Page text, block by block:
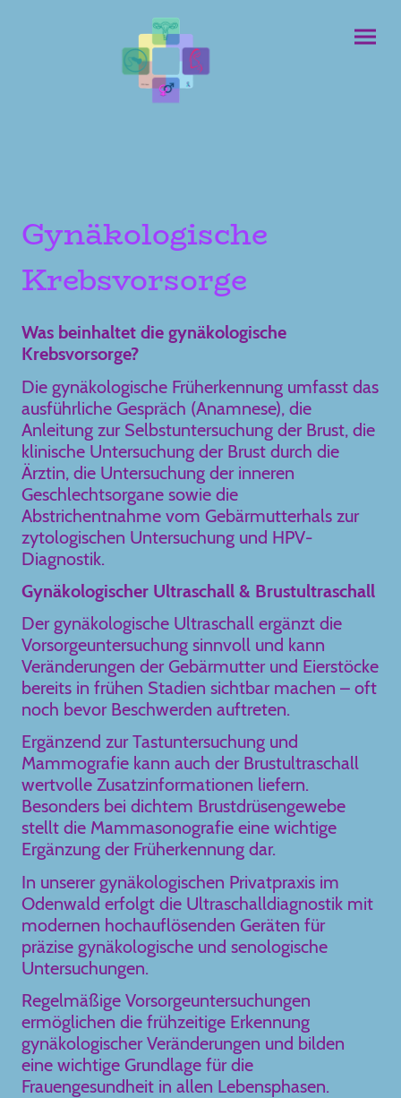
Gynäkologische
Krebsvorsorge
Was beinhaltet die gynäkologische
Krebsvorsorge?
Die gynäkologische Früherkennung umfasst das
ausführliche Gespräch (Anamnese), die
Anleitung zur Selbstuntersuchung der Brust, die
klinische Untersuchung der Brust durch die
Ärztin, die Untersuchung der inneren
Geschlechtsorgane sowie die
Abstrichentnahme vom Gebärmutterhals zur
zytologischen Untersuchung und HPV-
Diagnostik.
Gynäkologischer Ultraschall & Brustultraschall
Der gynäkologische Ultraschall ergänzt die
Vorsorgeuntersuchung sinnvoll und kann
Veränderungen der Gebärmutter und Eierstöcke
bereits in frühen Stadien sichtbar machen – oft
noch bevor Beschwerden auftreten.
Ergänzend zur Tastuntersuchung und
Mammografie kann auch der Brustultraschall
wertvolle Zusatzinformationen liefern.
Besonders bei dichtem Brustdrüsengewebe
stellt die Mammasonografie eine wichtige
Ergänzung der Früherkennung dar.
In unserer gynäkologischen Privatpraxis im
Odenwald erfolgt die Ultraschalldiagnostik mit
modernen hochauflösenden Geräten für
präzise gynäkologische und senologische
Untersuchungen.
Regelmäßige Vorsorgeuntersuchungen
ermöglichen die frühzeitige Erkennung
gynäkologischer Veränderungen und bilden
eine wichtige Grundlage für die
Frauengesundheit in allen Lebensphasen.